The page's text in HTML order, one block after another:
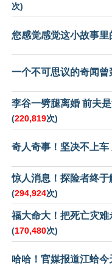
次)
您感觉感觉这小故事里
一个不可思议的奇闻曾
李谷一劈腿离婚 前夫
(220,819次)
奇人奇事！坚决不上车
惊人消息！探险者终
(294,924次)
福大命大！把死亡灾难
(170,480次)
哈哈！官媒报道江蛤今